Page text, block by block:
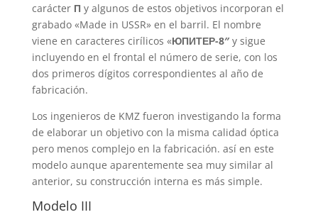
carácter П y algunos de estos objetivos incorporan el
grabado «Made in USSR» en el barril. El nombre
viene en caracteres cirílicos «ЮПИТЕР-8″y sigue
incluyendo en el frontal el número de serie, con los
dos primeros dígitos correspondientes al año de
fabricación.
Los ingenieros de KMZ fueron investigando la forma
de elaborar un objetivo con la misma calidad óptica
pero menos complejo en la fabricación. así en este
modelo aunque aparentemente sea muy similar al
anterior, su construcción interna es más simple.
Modelo III